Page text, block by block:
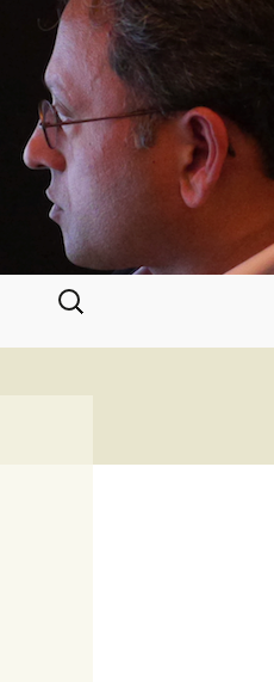
Ricerca
per: